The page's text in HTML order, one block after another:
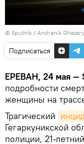
© Sputnik / Andranik
Подписаться
ЕРЕВАН, 24 мая —
подробности
женщины на
Трагический
Гегаркуникской
полиции, 21-